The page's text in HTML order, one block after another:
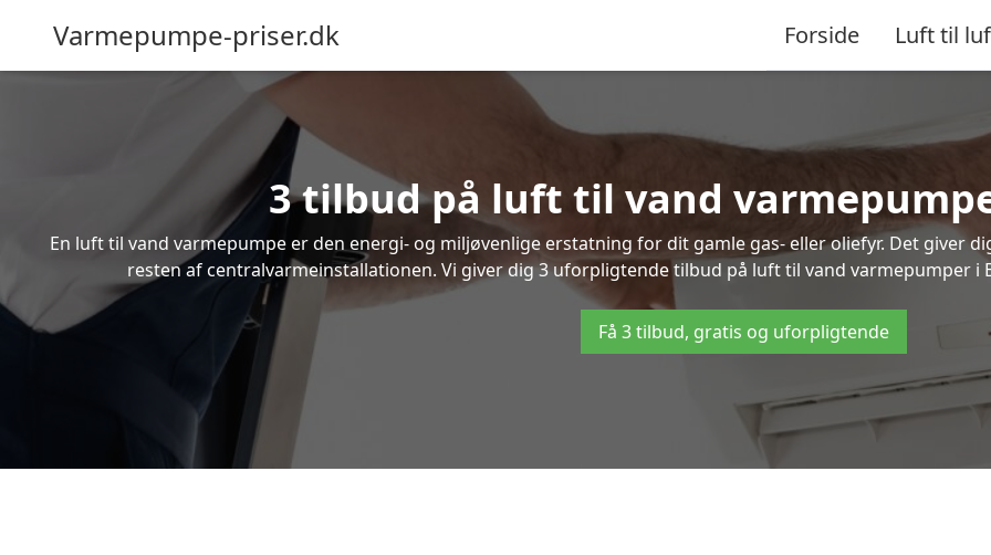
Varmepumpe-priser.dk Forside Luft til
3 tilbud på luft til vand
En luft til vand varmepumpe er den energi- og miljøvenlige erstatning for dit gamle gas- eller oliefyr. Det giver
resten af centralvarmeinstallationen. Vi giver dig 3 uforpligtende tilbud på luft til vand varmepumper
Få 3 tilbud, gratis og uforpligtende